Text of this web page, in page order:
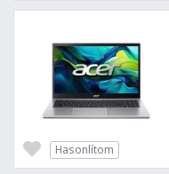
Hasonlítom